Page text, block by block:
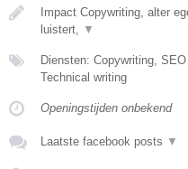
Impact Copywriting, alter
luistert,
▼
Diensten: Copywriting,
Technical writing
Openingstijden onbekend
Laatste facebook posts ▼